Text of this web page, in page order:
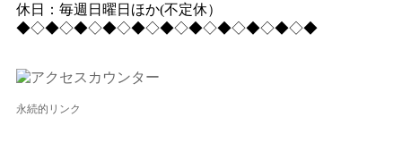
休日：毎週日曜日ほか(不定休）
◆◇◆◇◆◇◆◇◆◇◆◇◆◇◆◇◆◇◆◇◆
永続的リンク